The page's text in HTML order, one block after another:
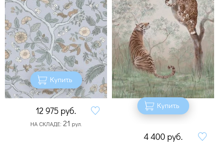
Купить
12 975 руб.
НА СКЛАДЕ: 21 рул.
Купить
4 400 руб.